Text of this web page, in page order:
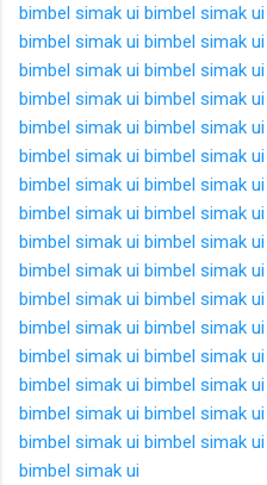
bimbel simak ui bimbel simak ui
bimbel simak ui bimbel simak ui
bimbel simak ui bimbel simak ui
bimbel simak ui bimbel simak ui
bimbel simak ui bimbel simak ui
bimbel simak ui bimbel simak ui
bimbel simak ui bimbel simak ui
bimbel simak ui bimbel simak ui
bimbel simak ui bimbel simak ui
bimbel simak ui bimbel simak ui
bimbel simak ui bimbel simak ui
bimbel simak ui bimbel simak ui
bimbel simak ui bimbel simak ui
bimbel simak ui bimbel simak ui
bimbel simak ui bimbel simak ui
bimbel simak ui bimbel simak ui
bimbel simak ui